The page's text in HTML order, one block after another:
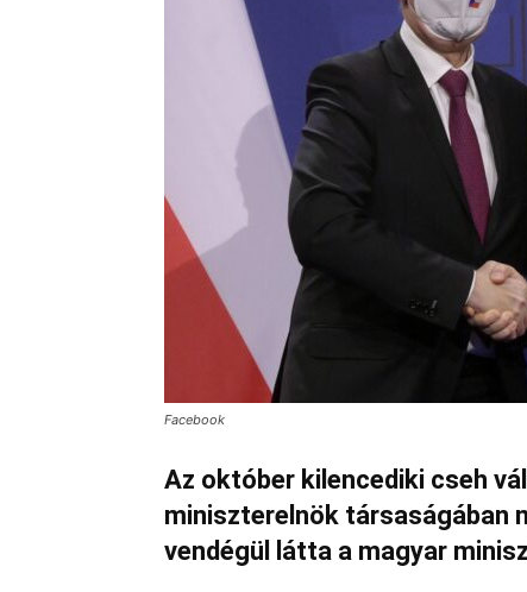
Facebook
Az október kilencediki cseh
miniszterelnök társaságában
vendégül látta a magyar